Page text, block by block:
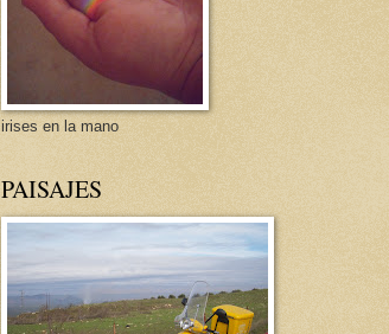
irises en la mano
PAISAJES